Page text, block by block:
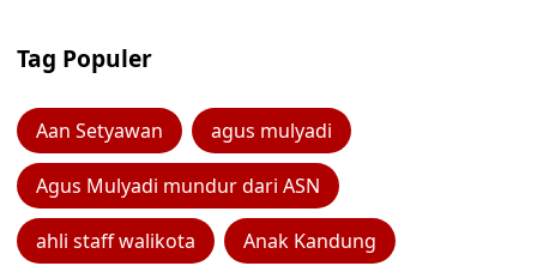
Tag Populer
Aan Setyawan agus mulyadi
Agus Mulyadi mundur dari ASN
ahli staff walikota Anak Kandung